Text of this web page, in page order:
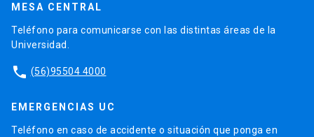
MESA CENTRAL
Teléfono para comunicarse con las distintas áreas de la
Universidad.
phone (56)95504 4000
EMERGENCIAS UC
Teléfono en caso de accidente o situación que ponga en